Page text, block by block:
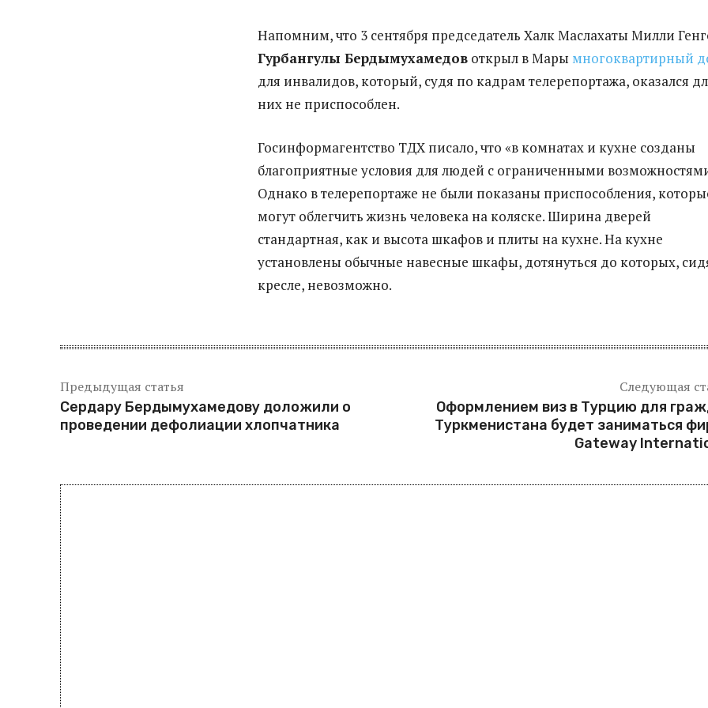
Напомним, что 3 сентября председатель Халк Маслахаты Милли
Гурбангулы Бердымухамедов открыл в Мары многоквартирный
для инвалидов, который, судя по кадрам телерепортажа, оказался
них не приспособлен.
Госинформагентство ТДХ писало, что «в комнатах и кухне созданы
благоприятные условия для людей с ограниченными
Однако в телерепортаже не были показаны приспособления,
могут облегчить жизнь человека на коляске. Ширина дверей
стандартная, как и высота шкафов и плиты на кухне. На кухне
установлены обычные навесные шкафы, дотянуться до которых,
кресле, невозможно.
Предыдущая статья
Сердару Бердымухамедову доложили о
проведении дефолиации хлопчатника
Следующая
Оформлением виз в Турцию для
Туркменистана будет заниматься
Gateway